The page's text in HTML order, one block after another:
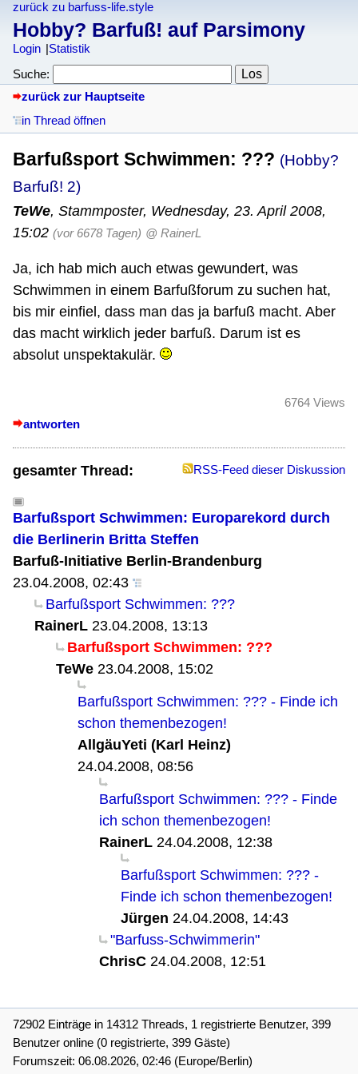
zurück zu barfuss-life.style
Hobby? Barfuß! auf Parsimony
Login
Statistik
Suche:
zurück zur Hauptseite
in Thread öffnen
Barfußsport Schwimmen: ??? (Hobby?
Barfuß! 2)
TeWe, Stammposter, Wednesday, 23. April 2008,
15:02 (vor 6678 Tagen) @ RainerL
Ja, ich hab mich auch etwas gewundert, was
Schwimmen in einem Barfußforum zu suchen hat,
bis mir einfiel, dass man das ja barfuß macht. Aber
das macht wirklich jeder barfuß. Darum ist es
absolut unspektakulär.
antworten
6764 Views
gesamter Thread: RSS-Feed dieser Diskussion
Barfußsport Schwimmen: Europarekord durch
die Berlinerin Britta Steffen
Barfuß-Initiative Berlin-Brandenburg
23.04.2008, 02:43
Barfußsport Schwimmen: ???
RainerL 23.04.2008, 13:13
Barfußsport Schwimmen: ???
TeWe 23.04.2008, 15:02
Barfußsport Schwimmen: ??? - Finde ich
schon themenbezogen!
AllgäuYeti (Karl Heinz)
24.04.2008, 08:56
Barfußsport Schwimmen: ??? - Finde
ich schon themenbezogen!
RainerL 24.04.2008, 12:38
Barfußsport Schwimmen: ??? -
Finde ich schon themenbezogen!
Jürgen 24.04.2008, 14:43
"Barfuss-Schwimmerin"
ChrisC 24.04.2008, 12:51
72902 Einträge in 14312 Threads, 1 registrierte Benutzer, 399
Benutzer online (0 registrierte, 399 Gäste)
Forumszeit: 06.08.2026, 02:46 (Europe/Berlin)